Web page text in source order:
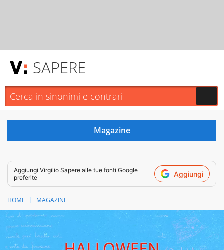
SAPERE
Aggiungi Virgilio Sapere alle tue fonti Google
preferite
Aggiungi
HOME MAGAZINE